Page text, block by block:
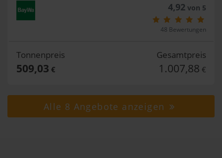
4,92von 5
48 Bewertungen
Tonnenpreis
509,03 €
Gesamtpreis
1.007,88 €
Alle 8 Angebote anzeigen